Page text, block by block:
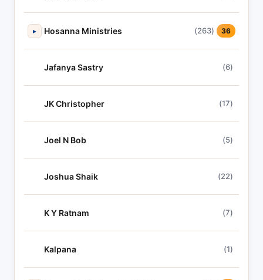
▸ Hosanna Ministries (263) 36
Jafanya Sastry (6)
JK Christopher (17)
Joel N Bob (5)
Joshua Shaik (22)
K Y Ratnam (7)
Kalpana (1)